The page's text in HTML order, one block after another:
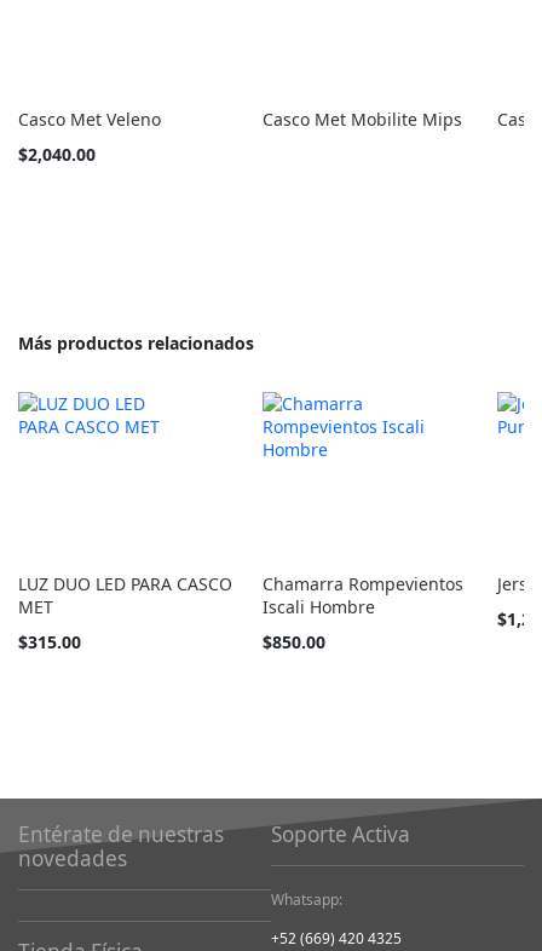
Casco Met Veleno
Tan
$2,040.00
Casco Met Mobilite Mips
Más productos relacionados
LUZ DUO LED PARA CASCO
MET
$315.00
Chamarra Rompevientos
Iscali Hombre
Tan
$850.00
Tan
Entérate de nuestras
novedades
Soporte Activa
Whatsapp:
+52 (669) 420 4325